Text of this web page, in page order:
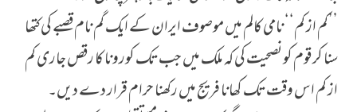
’’کم از کم‘‘ نامی کالم میں موصوف ایران کے ایک گم نام قصبے کی کتھا
سنا کر قوم کو نصحیت کی کہ ملک میں جب تک کورونا کا رقص جاری کم
از کم اس وقت تک کھانا فریج میں رکھنا حرام قرار دے دیں۔